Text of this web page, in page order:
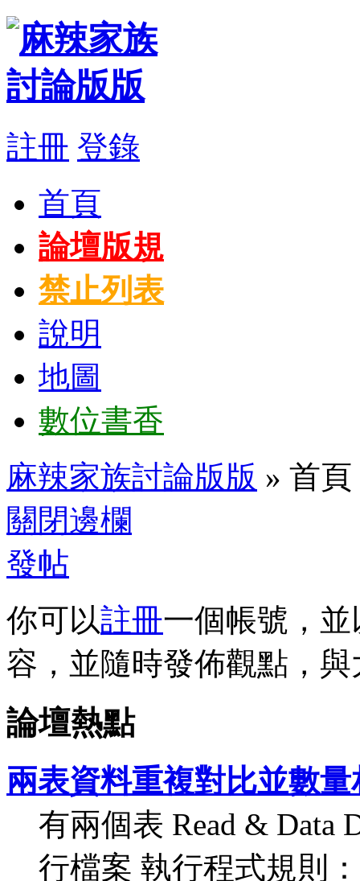
註冊 登錄
首頁
論壇版規
禁止列表
說明
地圖
數位書香
麻辣家族討論版版 » 首頁
關閉邊欄
發帖
你可以註冊一個帳號，並
容，並隨時發佈觀點，
論壇熱點
兩表資料重複對比並數量
有兩個表 Read & Data
行檔案 執行程式規則